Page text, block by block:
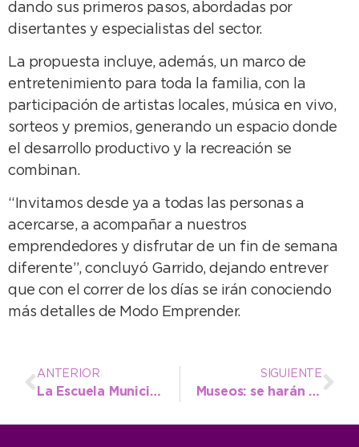
dando sus primeros pasos, abordadas por
disertantes y especialistas del sector.
La propuesta incluye, además, un marco de
entretenimiento para toda la familia, con la
participación de artistas locales, música en vivo,
sorteos y premios, generando un espacio donde
el desarrollo productivo y la recreación se
combinan.
“Invitamos desde ya a todas las personas a
acercarse, a acompañar a nuestros
emprendedores y disfrutar de un fin de semana
diferente”, concluyó Garrido, dejando entrever
que con el correr de los días se irán conociendo
más detalles de Modo Emprender.
ANTERIOR
La Escuela Municipal de Atletismo mantuvo la actividad en el receso y retoma su calendario completo este lunes
SIGUIENTE
Museos: se harán arreglos en el techo del Histórico Regional y hay nuevos horarios de visitas